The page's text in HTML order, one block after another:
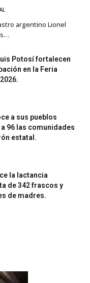
argentino Lionel
Potosí fortalecen
en la Feria
a sus pueblos
96 las comunidades
estatal.
la lactancia
de 342 frascos y
de madres.